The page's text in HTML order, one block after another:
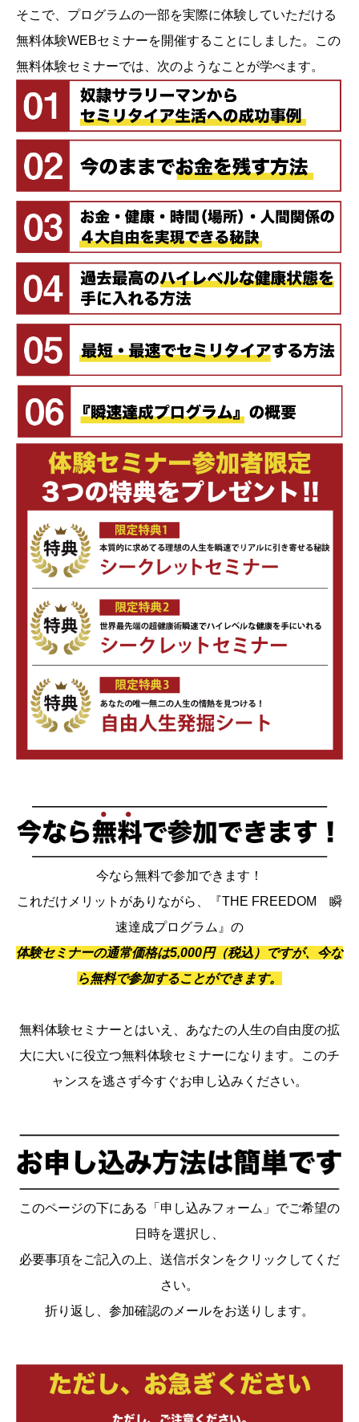
そこで、プログラムの一部を実際に体験していただける
無料体験WEBセミナーを開催することにしました。この
無料体験セミナーでは、次のようなことが学べます。
今なら無料で参加できます！
これだけメリットがありながら、『THE FREEDOM 瞬
速達成プログラム』の
体験セミナーの通常価格は5,000円（税込）ですが、今な
ら無料で参加することができます。
無料体験セミナーとはいえ、あなたの人生の自由度の拡
大に大いに役立つ無料体験セミナーになります。このチ
ャンスを逃さず今すぐお申し込みください。
このページの下にある「申し込みフォーム」でご希望の
日時を選択し、
必要事項をご記入の上、送信ボタンをクリックしてくだ
さい。
折り返し、参加確認のメールをお送りします。